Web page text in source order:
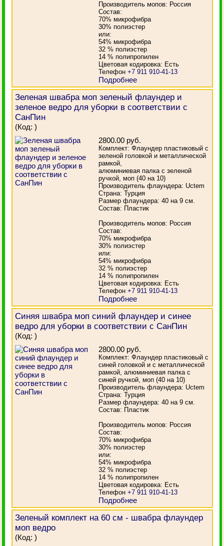
Производитель мопов: Россия
Состав:
70% микрофибра
30% полиэстер
или:
54% микрофибра
32 % полиэстер
14 % полипропилен
Цветовая кодировка: Есть
Телефон+7 911 910-41-13
Подробнее
Зеленая швабра моп зеленый флаундер и
зеленое ведро для уборки в соответствии с
СанПин
(Код:)
2800.00 руб.
Комплект: Флаундер пластиковый с
зеленой головкой и металлической
рамкой,
алюминиевая палка с зеленой
ручкой, моп (40 на 10)
Производитель флаундера: Uctem
Страна: Турция
Размер флаундера: 40 на 9 см.
Состав: Пластик
Производитель мопов: Россия
Состав:
70% микрофибра
30% полиэстер
или:
54% микрофибра
32 % полиэстер
14 % полипропилен
Цветовая кодировка: Есть
Телефон+7 911 910-41-13
Подробнее
Синяя швабра моп синий флаундер и синее
ведро для уборки в соответствии с СанПин
(Код:)
2800.00 руб.
Комплект: Флаундер пластиковый с
синей головкой и с металлической
рамкой, алюминиевая палка с
синей ручкой, моп (40 на 10)
Производитель флаундера: Uctem
Страна: Турция
Размер флаундера: 40 на 9 см.
Состав: Пластик
Производитель мопов: Россия
Состав:
70% микрофибра
30% полиэстер
или:
54% микрофибра
32 % полиэстер
14 % полипропилен
Цветовая кодировка: Есть
Телефон+7 911 910-41-13
Подробнее
Зеленый комплект на 60 см - швабра флаундер
моп ведро
(Код:)